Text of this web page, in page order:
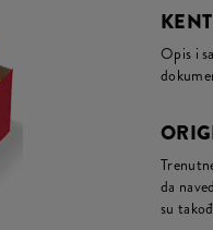
Opis i
da
su